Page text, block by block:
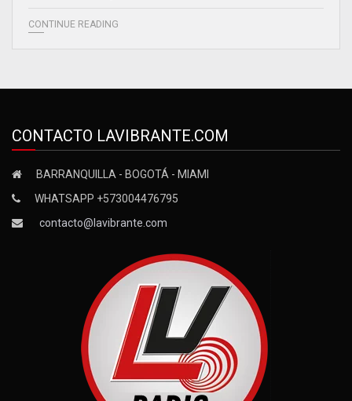
CONTINUE READING
CONTACTO LAVIBRANTE.COM
BARRANQUILLA - BOGOTÁ - MIAMI
WHATSAPP +573004476795
contacto@lavibrante.com